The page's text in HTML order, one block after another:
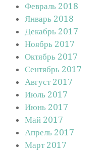
Февраль 2018
Январь 2018
Декабрь 2017
Ноябрь 2017
Октябрь 2017
Сентябрь 2017
Август 2017
Июль 2017
Июнь 2017
Май 2017
Апрель 2017
Март 2017